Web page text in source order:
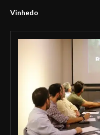
Vinhedo